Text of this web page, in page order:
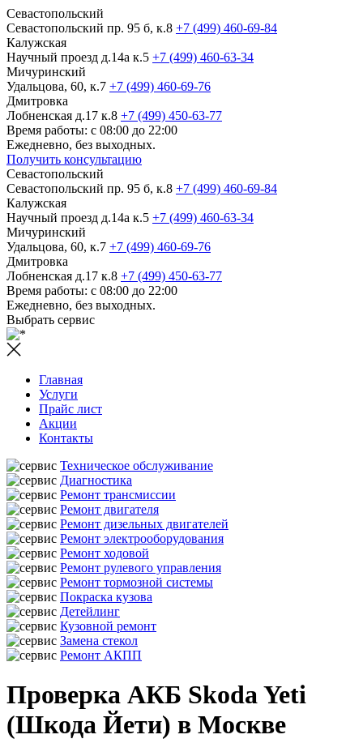
Севастопольский
Севастопольский пр. 95 б, к.8 +7 (499) 460-69-84
Калужская
Научный проезд д.14а к.5 +7 (499) 460-63-34
Мичуринский
Удальцова, 60, к.7 +7 (499) 460-69-76
Дмитровка
Лобненская д.17 к.8 +7 (499) 450-63-77
Время работы: с 08:00 до 22:00
Ежедневно, без выходных.
Получить консультацию
Севастопольский
Севастопольский пр. 95 б, к.8 +7 (499) 460-69-84
Калужская
Научный проезд д.14а к.5 +7 (499) 460-63-34
Мичуринский
Удальцова, 60, к.7 +7 (499) 460-69-76
Дмитровка
Лобненская д.17 к.8 +7 (499) 450-63-77
Время работы: с 08:00 до 22:00
Ежедневно, без выходных.
Выбрать сервис
Главная
Услуги
Прайс лист
Акции
Контакты
Техническое обслуживание
Диагностика
Ремонт трансмиссии
Ремонт двигателя
Ремонт дизельных двигателей
Ремонт электрооборудования
Ремонт ходовой
Ремонт рулевого управления
Ремонт тормозной системы
Покраска кузова
Детейлинг
Кузовной ремонт
Замена стекол
Ремонт АКПП
Проверка АКБ Skoda Yeti
(Шкода Йети) в Москве